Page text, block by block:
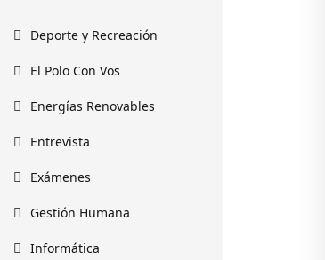
Deporte y Recreación
El Polo Con Vos
Energías Renovables
Entrevista
Exámenes
Gestión Humana
Informática